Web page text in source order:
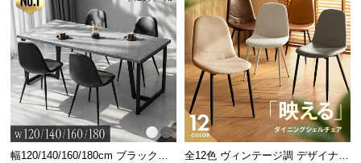
幅120/140/160/180cm ブラックフ
全12色 ヴィンテージ調 デザイナー